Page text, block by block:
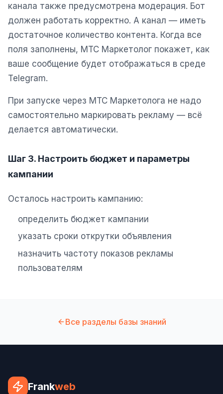
канала также предусмотрена модерация. Бот
должен работать корректно. А канал — иметь
достаточное количество контента. Когда все
поля заполнены, МТС Маркетолог покажет, как
ваше сообщение будет отображаться в среде
Telegram.
При запуске через МТС Маркетолога не надо
самостоятельно маркировать рекламу — всё
делается автоматически.
Шаг 3. Настроить бюджет и параметры
кампании
Осталось настроить кампанию:
определить бюджет кампании
указать сроки открутки объявления
назначить частоту показов рекламы
пользователям
Все разделы базы знаний
Frankweb